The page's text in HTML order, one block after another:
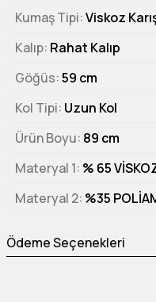
Kumaş Tipi Viskoz
Kalıp Rahat Kalıp
Göğüs 59 cm
Kol Tipi Uzun Kol
Ürün Boyu 89 cm
Materyal 1 % 65
Materyal 2 %35
Ödeme Seçenekleri